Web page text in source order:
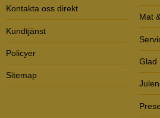
Kontakta oss direkt
Kundtjänst
Policyer
Sitemap
Mat
Glad